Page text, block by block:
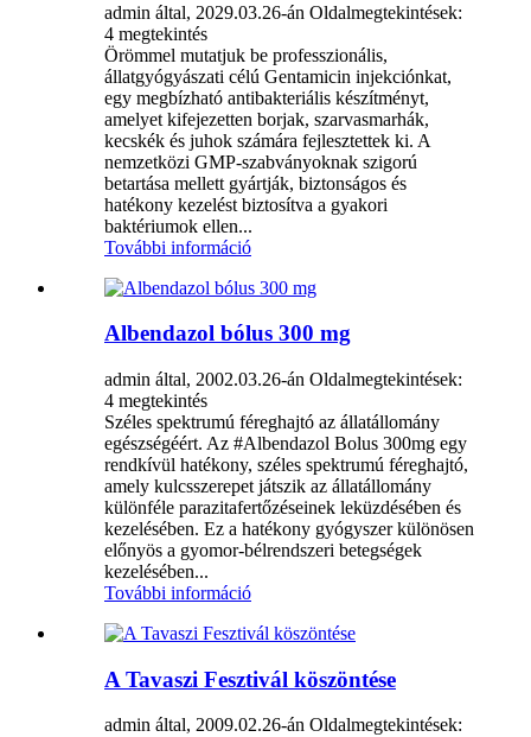
admin által, 2029.03.26-án Oldalmegtekintések:
4 megtekintés
Örömmel mutatjuk be professzionális,
állatgyógyászati ​​célú Gentamicin injekciónkat,
egy megbízható antibakteriális készítményt,
amelyet kifejezetten borjak, szarvasmarhák,
kecskék és juhok számára fejlesztettek ki. A
nemzetközi GMP-szabványoknak szigorú
betartása mellett gyártják, biztonságos és
hatékony kezelést biztosítva a gyakori
baktériumok ellen...
További információ
Albendazol bólus 300 mg
admin által, 2002.03.26-án Oldalmegtekintések:
4 megtekintés
Széles spektrumú féreghajtó az állatállomány
egészségéért. Az #Albendazol Bolus 300mg egy
rendkívül hatékony, széles spektrumú féreghajtó,
amely kulcsszerepet játszik az állatállomány
különféle parazitafertőzéseinek leküzdésében és
kezelésében. Ez a hatékony gyógyszer különösen
előnyös a gyomor-bélrendszeri betegségek
kezelésében...
További információ
A Tavaszi Fesztivál köszöntése
admin által, 2009.02.26-án Oldalmegtekintések: